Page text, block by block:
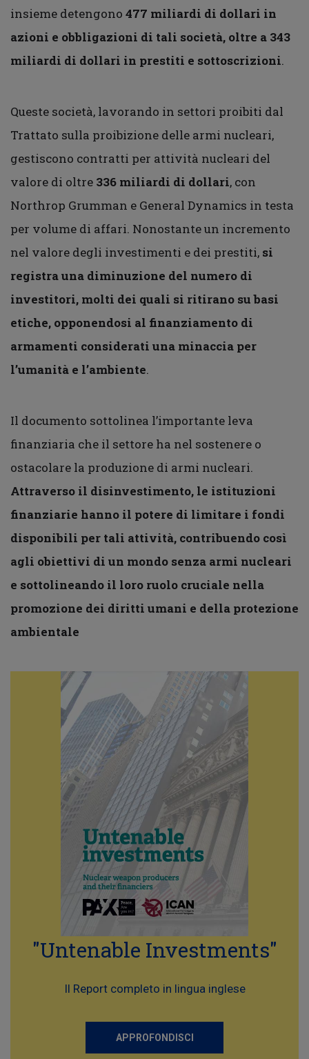
insieme detengono 477 miliardi di dollari in
azioni e obbligazioni di tali società, oltre a 343
miliardi di dollari in prestiti e sottoscrizioni.
Queste società, lavorando in settori proibiti dal
Trattato sulla proibizione delle armi nucleari,
gestiscono contratti per attività nucleari del
valore di oltre 336 miliardi di dollari, con
Northrop Grumman e General Dynamics in testa
per volume di affari. Nonostante un incremento
nel valore degli investimenti e dei prestiti, si
registra una diminuzione del numero di
investitori, molti dei quali si ritirano su basi
etiche, opponendosi al finanziamento di
armamenti considerati una minaccia per
l’umanità e l’ambiente.
Il documento sottolinea l’importante leva
finanziaria che il settore ha nel sostenere o
ostacolare la produzione di armi nucleari.
Attraverso il disinvestimento, le istituzioni
finanziarie hanno il potere di limitare i fondi
disponibili per tali attività, contribuendo così
agli obiettivi di un mondo senza armi nucleari
e sottolineando il loro ruolo cruciale nella
promozione dei diritti umani e della protezione
ambientale
"Untenable Investments"
Il Report completo in lingua inglese
APPROFONDISCI